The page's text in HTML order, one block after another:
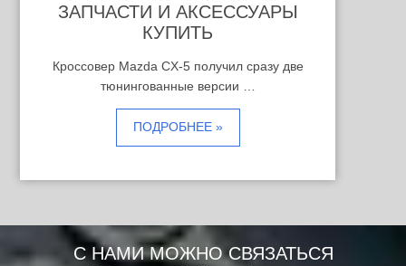
ЗАПЧАСТИ И АКСЕССУАРЫ
КУПИТЬ
Кроссовер Mazda CX-5 получил сразу две
тюнингованные версии …
ПОДРОБНЕЕ »
С НАМИ МОЖНО СВЯЗАТЬСЯ